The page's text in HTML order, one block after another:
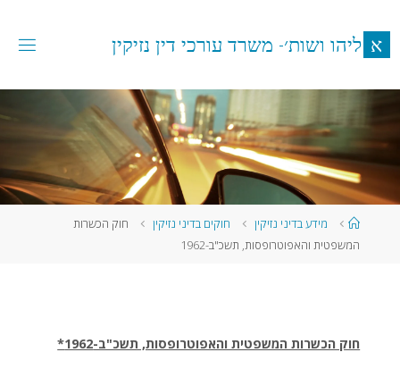
לתוכןא ליהו ושות׳- משרד עורכי דין נזיקין
עמוד
ראשי
מידע בדיני נזיקין חוקים בדיני נזיקין
חוק הכשרות
המשפטית והאפוטרופסות, תשכ"ב-1962
חוק הכשרות המשפטית והאפוטרופסות, תשכ"ב-1962*